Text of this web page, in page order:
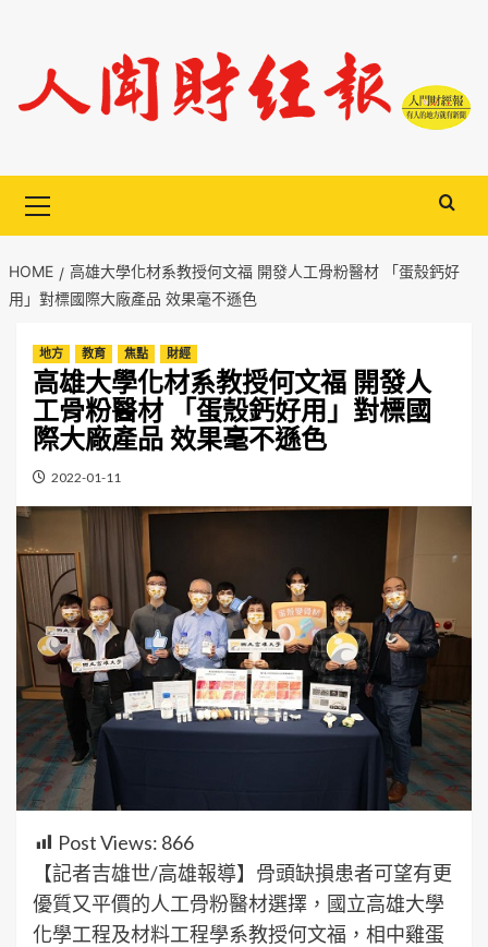
content
Menu
HOME
高雄大學化材系教授何文福 開發人工骨粉醫材 「蛋殼鈣好
用」對標國際大廠產品 效果毫不遜色
地方 教育 焦點 財經
高雄大學化材系教授何文福 開發人
工骨粉醫材 「蛋殼鈣好用」對標國
際大廠產品 效果毫不遜色
2022-01-11
Post Views: 866
【記者吉雄世/高雄報導】骨頭缺損患者可望有更
優質又平價的人工骨粉醫材選擇，國立高雄大學
化學工程及材料工程學系教授何文福，相中雞蛋